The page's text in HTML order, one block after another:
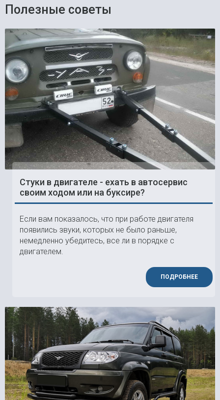
Полезные советы
Стуки в двигателе - ехать в автосервис
своим ходом или на буксире?
Если вам показалось, что при работе двигателя
появились звуки, которых не было раньше,
немедленно убедитесь, все ли в порядке с
двигателем.
ПОДРОБНЕЕ